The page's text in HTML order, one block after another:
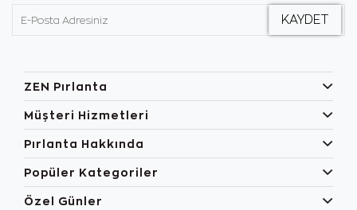
ZEN Pırlanta
Müşteri Hizmetleri
Pırlanta Hakkında
Popüler Kategoriler
Özel Günler